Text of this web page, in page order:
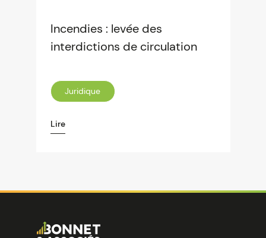
Incendies : levée des
interdictions de circulation
Juridique
Lire
Image